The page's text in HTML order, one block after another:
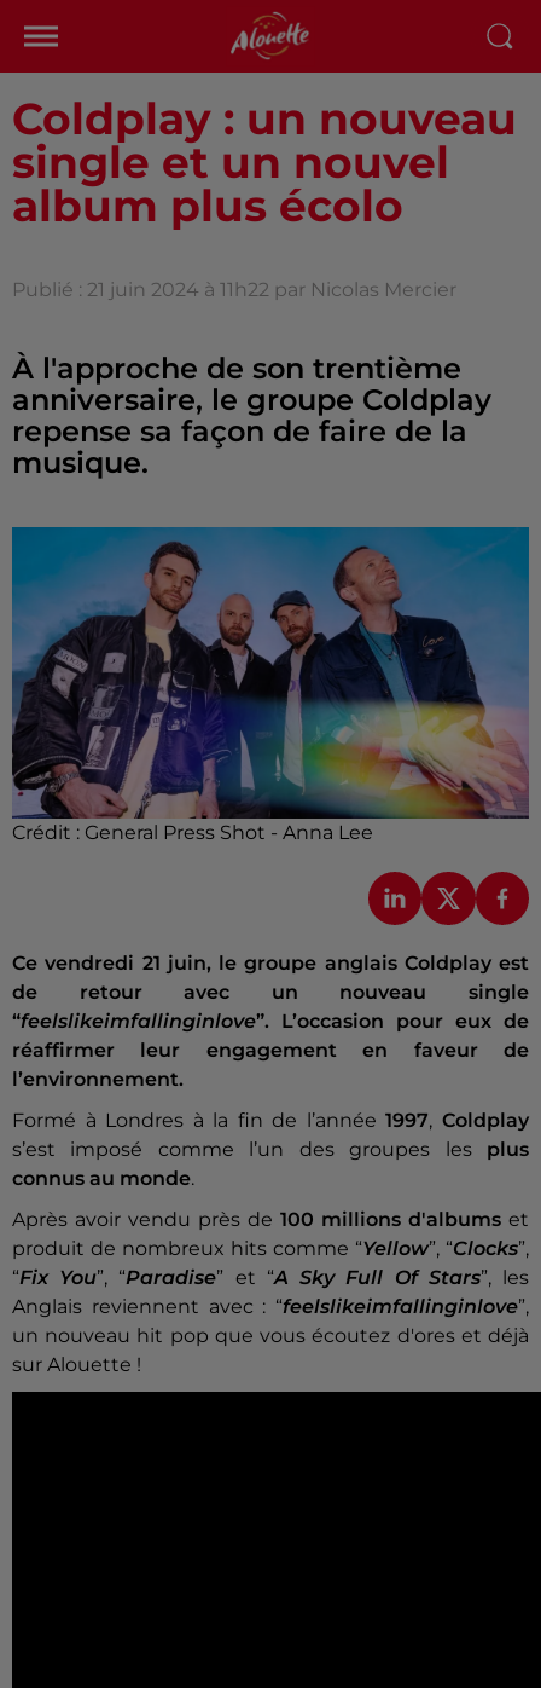
Coldplay : un nouveau
single et un nouvel
album plus écolo
Publié : 21 juin 2024 à 11h22 par Nicolas Mercier
À l'approche de son trentième
anniversaire, le groupe Coldplay
repense sa façon de faire de la
musique.
Crédit : General Press Shot - Anna Lee
Ce vendredi 21 juin, le groupe anglais Coldplay est
de retour avec un nouveau single
“feelslikeimfallinginlove”. L’occasion pour eux de
réaffirmer leur engagement en faveur de
l’environnement.
Formé à Londres à la fin de l’année1997,Coldplay
s’est imposé comme l’un des groupes les plus
connus au monde.
Après avoir vendu près de 100 millions d'albums et
produit de nombreux hits comme “Yellow”, “Clocks”,
“Fix You”, “Paradise” et “A Sky Full Of Stars”, les
Anglais reviennent avec : “feelslikeimfallinginlove”,
un nouveau hit pop que vous écoutez d'ores et déjà
sur Alouette !